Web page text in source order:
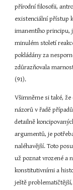
přírodní filosofii,
existenciální přístup
imanentího principu,
minulém století
pokládány za
zdůrazňovala
(91).
Všimněme si také,
názorů v řadě
detailně
argumentů, je
naléhavější. Toto
už poznat vrozené a
konstitutivními a
ještě